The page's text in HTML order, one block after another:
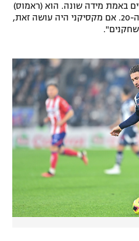
באמת מידה שונה. הוא (ראמוס)
צריך להיות מורחק כבר בדקה ה-20. אם מקסיקני היה עושה זאת,